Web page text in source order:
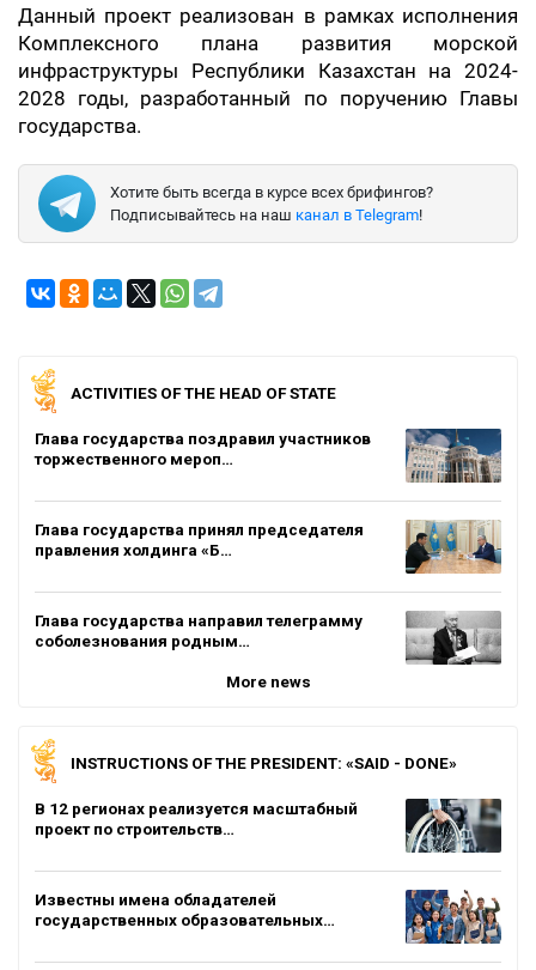
Данный проект реализован в рамках исполнения
Комплексного плана развития морской
инфраструктуры Республики Казахстан на 2024-
2028 годы, разработанный по поручению Главы
государства.
Хотите быть всегда в курсе всех брифингов?
Подписывайтесь на наш канал в Telegram!
ACTIVITIES OF THE HEAD OF STATE
Глава государства поздравил участников
торжественного мероп…
Глава государства принял председателя
правления холдинга «Б…
Глава государства направил телеграмму
соболезнования родным…
More news
INSTRUCTIONS OF THE PRESIDENT: «SAID - DONE»
В 12 регионах реализуется масштабный
проект по строительств…
Известны имена обладателей
государственных образовательных…